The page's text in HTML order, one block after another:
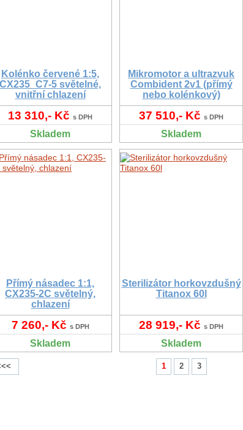
Kolénko červené 1:5,
CX235_C7-5 světelné,
vnitřní chlazení
13 310,- Kč s DPH
Skladem
Mikromotor a ultrazvuk
Combident 2v1 (přímý
nebo kolénkový)
37 510,- Kč s DPH
Skladem
Přímý násadec 1:1,
CX235-2C světelný,
chlazení
7 260,- Kč s DPH
Skladem
Sterilizátor horkovzdušný
Titanox 60l
28 919,- Kč s DPH
Skladem
1 2 3